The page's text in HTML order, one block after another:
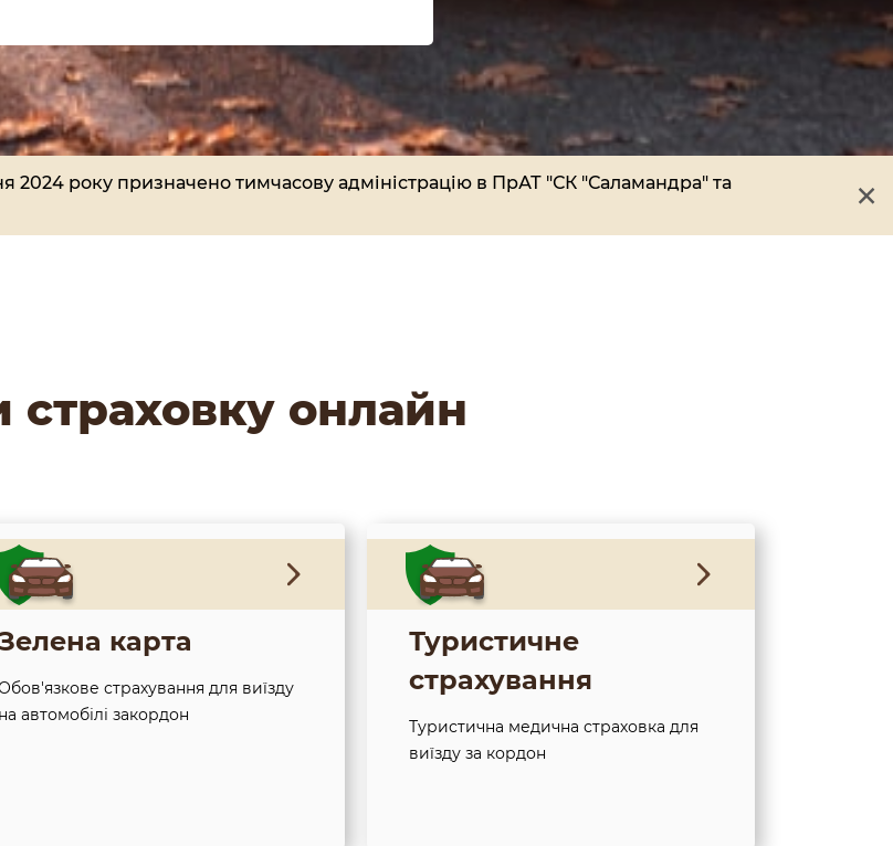
2024 року призначено тимчасову адміністрацію в ПрАТ "СК "Саламандра" та
×
страховку онлайн
карта
страхування для виїзду
на автомобілі закордон
Туристичне
страхування
Туристична медична страховка для
виїзду за кордон